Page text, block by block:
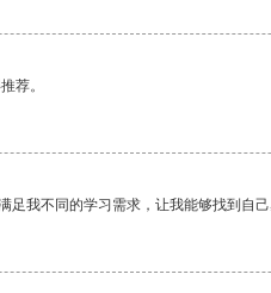
荐。
足我不同的学习需求，让我能够找到自